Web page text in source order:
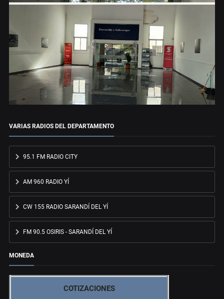
VARIAS RADIOS DEL DEPARTAMENTO
95.1 FM RADIO CITY
AM 960 RADIO YÍ
CW 155 RADIO SARANDÍ DEL YÍ
FM 90.5 OSIRIS - SARANDÍ DEL YÍ
MONEDA
COTIZACIONES